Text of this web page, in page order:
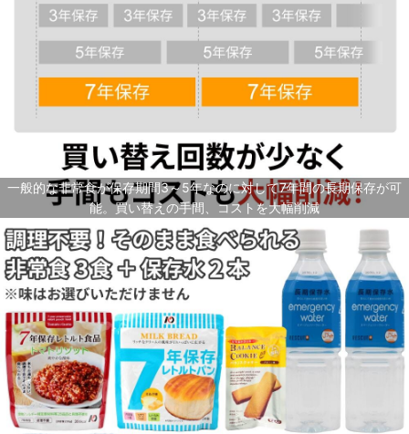
一般的な非常食が保存期間3～5年なのに対して7年間の長期保存が可
能。買い替えの手間、コストを大幅削減